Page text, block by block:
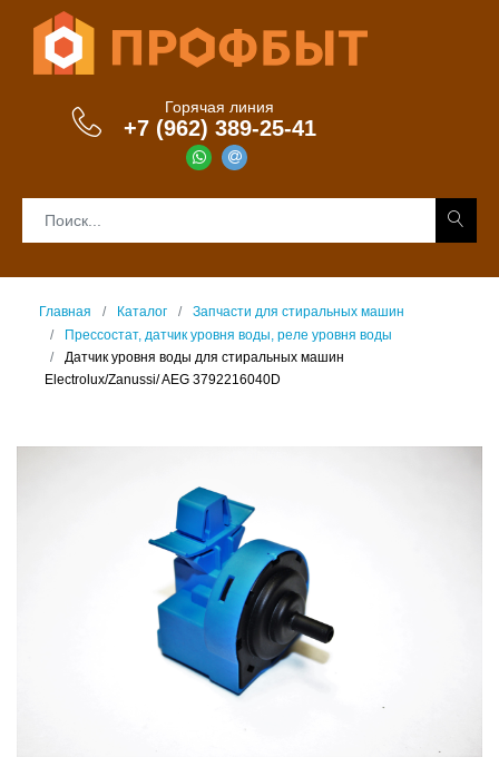
Горячая линия
+7 (962) 389-25-41
Главная Каталог
Запчасти для стиральных машин
Прессостат, датчик уровня воды, реле уровня воды
Датчик уровня воды для стиральных машин
Electrolux/Zanussi/ AEG 3792216040D